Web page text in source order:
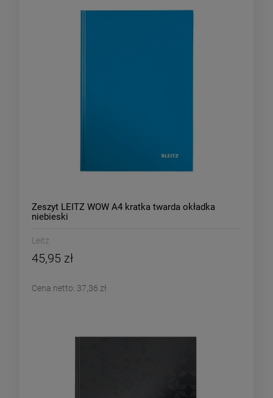
Zeszyt LEITZ WOW A4 kratka twarda okładka
niebieski
Leitz
45,95 zł
Cena netto: 37,36 zł